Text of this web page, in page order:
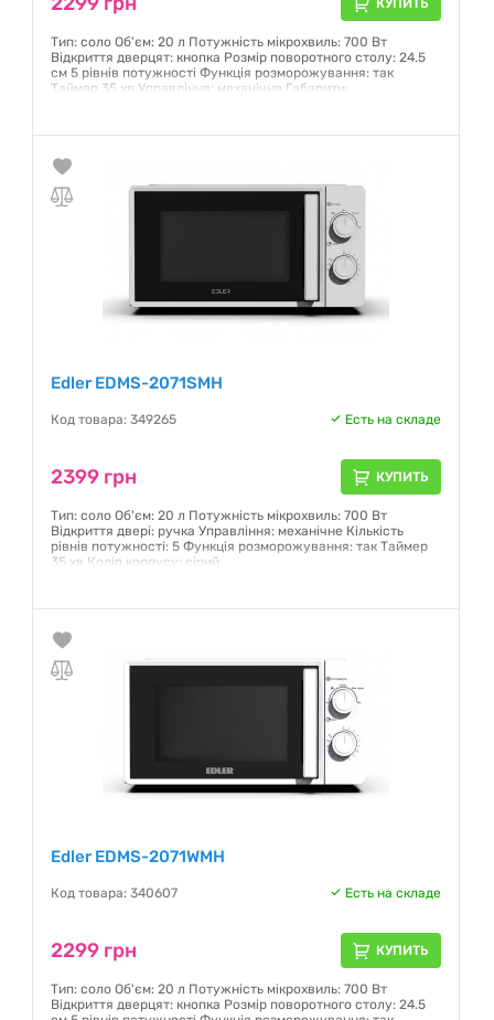
Тип: соло Об'єм: 20 л Потужність мікрохвиль: 700 Вт
Відкриття дверцят: кнопка Розмір поворотного столу: 24.5
см 5 рівнів потужності Функція розморожування: так
Таймер 35 хв Управління: механічне Габарити:
Гарантия:12 месяцев
Edler EDMS-2071SMH
Код товара: 349265 Есть на складе
2399 грн КУПИТЬ
Тип: соло Об'єм: 20 л Потужність мікрохвиль: 700 Вт
Відкриття двері: ручка Управління: механічне Кількість
рівнів потужності: 5 Функція розморожування: так Таймер
35 хв Колір корпусу: сірий
Edler EDMS-2071WMH
Код товара: 340607 Есть на складе
2299 грн КУПИТЬ
Тип: соло Об'єм: 20 л Потужність мікрохвиль: 700 Вт
Відкриття дверцят: кнопка Розмір поворотного столу: 24.5